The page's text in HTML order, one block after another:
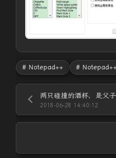
# Notepad++ #
两只碰撞的酒杯，是父
2018-06-28 14:40:12